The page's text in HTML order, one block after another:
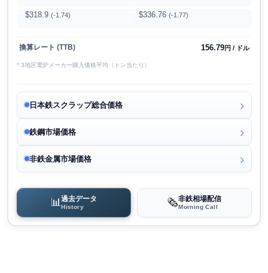
$318.9 (-1.74) $336.76 (-1.77)
換算レート (TTB) 156.79円 / ドル
* 3地区電炉メーカー購入価格平均（トン当たり）
日本鉄スクラップ総合価格
鉄鋼市場価格
非鉄金属市場価格
📊過去データ
History 🗞️非鉄相場配信
Morning Call